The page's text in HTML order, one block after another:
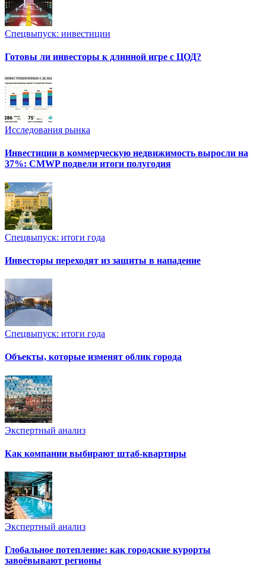
Спецвыпуск: инвестиции
Готовы ли инвесторы к длинной игре с ЦОД?
Исследования рынка
Инвестиции в коммерческую недвижимость выросли на
37%: CMWP подвели итоги полугодия
Спецвыпуск: итоги года
Инвесторы переходят из защиты в нападение
Спецвыпуск: итоги года
Объекты, которые изменят облик города
Экспертный анализ
Как компании выбирают штаб-квартиры
Экспертный анализ
Глобальное потепление: как городские курорты
завоёвывают регионы